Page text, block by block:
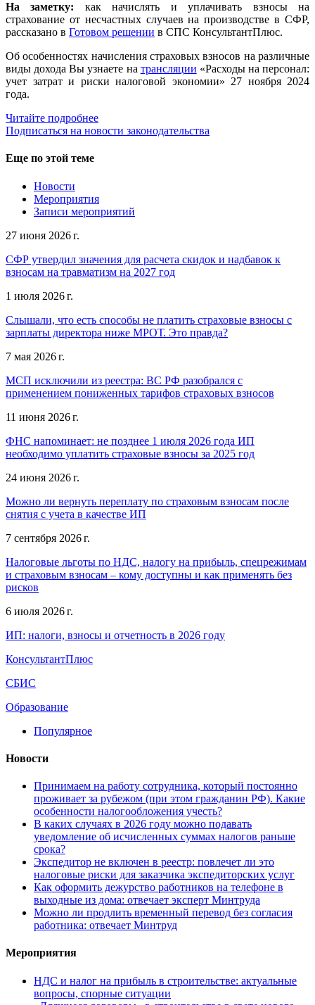
На заметку: как начислять и уплачивать взносы на
страхование от несчастных случаев на производстве в СФР,
рассказано в Готовом решении в СПС КонсультантПлюс.
Об особенностях начисления страховых взносов на различные
виды дохода Вы узнаете на трансляции «Расходы на персонал:
учет затрат и риски налоговой экономии» 27 ноября 2024
года.
Читайте подробнее
Подписаться на новости законодательства
Еще по этой теме
Новости
Мероприятия
Записи мероприятий
27 июня 2026 г.
СФР утвердил значения для расчета скидок и надбавок к
взносам на травматизм на 2027 год
1 июля 2026 г.
Слышали, что есть способы не платить страховые взносы с
зарплаты директора ниже МРОТ. Это правда?
7 мая 2026 г.
МСП исключили из реестра: ВС РФ разобрался с
применением пониженных тарифов страховых взносов
11 июня 2026 г.
ФНС напоминает: не позднее 1 июля 2026 года ИП
необходимо уплатить страховые взносы за 2025 год
24 июня 2026 г.
Можно ли вернуть переплату по страховым взносам после
снятия с учета в качестве ИП
7 сентября 2026 г.
Налоговые льготы по НДС, налогу на прибыль, спецрежимам
и страховым взносам – кому доступны и как применять без
рисков
6 июля 2026 г.
ИП: налоги, взносы и отчетность в 2026 году
КонсультантПлюс
СБИС
Образование
Популярное
Новости
Принимаем на работу сотрудника, который постоянно
проживает за рубежом (при этом гражданин РФ). Какие
особенности налогообложения учесть?
В каких случаях в 2026 году можно подавать
уведомление об исчисленных суммах налогов раньше
срока?
Экспедитор не включен в реестр: повлечет ли это
налоговые риски для заказчика экспедиторских услуг
Как оформить дежурство работников на телефоне в
выходные из дома: отвечает эксперт Минтруда
Можно ли продлить временный перевод без согласия
работника: отвечает Минтруд
Мероприятия
НДС и налог на прибыль в строительстве: актуальные
вопросы, спорные ситуации